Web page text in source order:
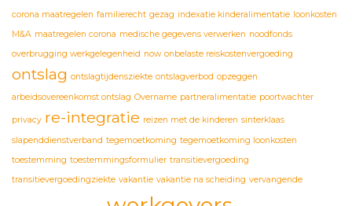
corona maatregelen familierecht gezag indexatie kinderalimentatie loonkosten
M&A maatregelen corona medische gegevens verwerken noodfonds
overbrugging werkgelegenheid now onbelaste reiskostenvergoeding
ontslag ontslagtijdensziekte ontslagverbod opzeggen
arbeidsovereenkomst ontslag Overname partneralimentatie poortwachter
privacy re-integratie reizen met de kinderen sinterklaas
slapenddienstverband tegemoetkoming tegemoetkoming loonkosten
toestemming toestemmingsformulier transitievergoeding
transitievergoedingziekte vakantie vakantie na scheiding vervangende